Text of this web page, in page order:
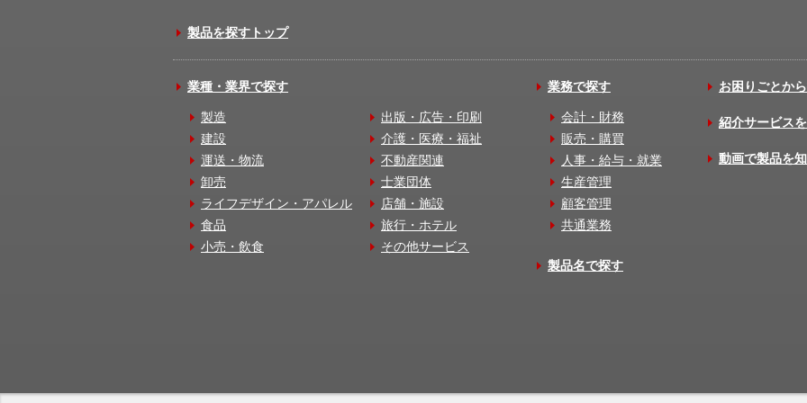
製品を探すトップ
業種・業界で探す
製造
建設
運送・物流
卸売
ライフデザイン・アパレル
食品
小売・飲食
出版・広告・印刷
介護・医療・福祉
不動産関連
士業団体
店舗・施設
旅行・ホテル
その他サービス
業務で探す
会計・財務
販売・購買
人事・給与・就業
生産管理
顧客管理
共通業務
製品名で探す
お困りごとか
紹介サービス
動画で製品を